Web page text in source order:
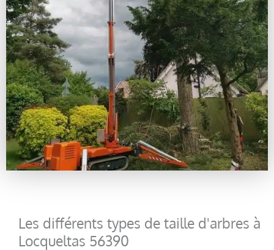
Les différents types de taille d'arbres à
Locqueltas 56390